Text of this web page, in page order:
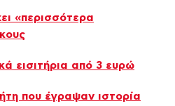
«περισσότερα
εισιτήρια από 3 ευρώ
που έγραψαν ιστορία